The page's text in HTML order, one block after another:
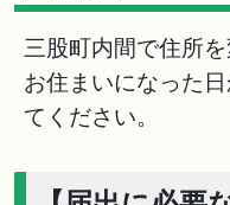
三股町内間で住所
お住まいになった
てください。